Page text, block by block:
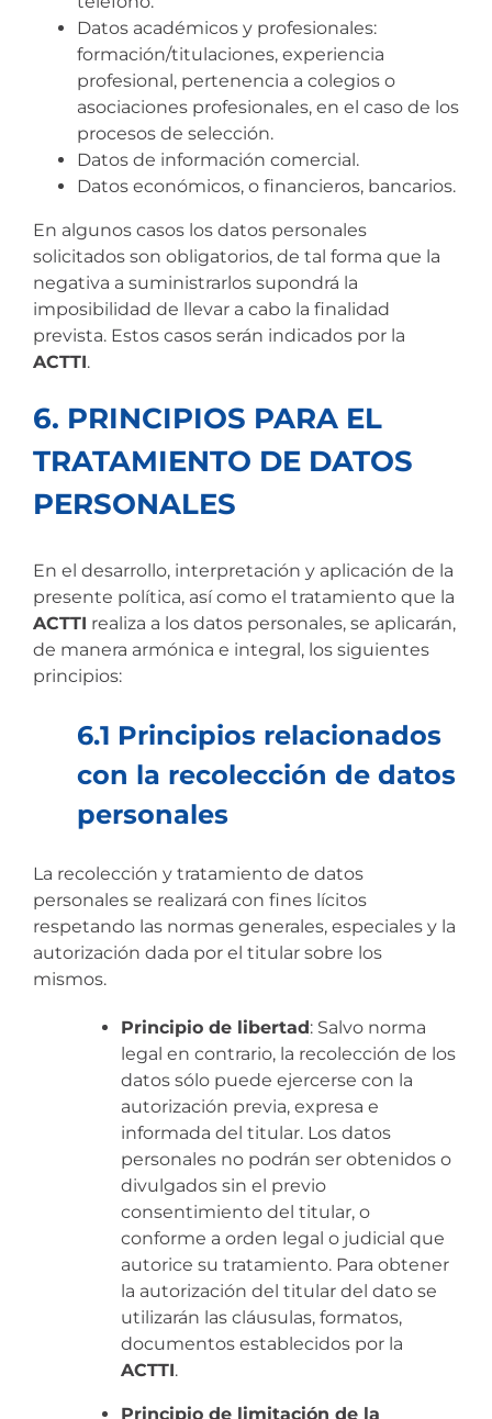
Datos académicos y profesionales:
formación/titulaciones, experiencia
profesional, pertenencia a colegios o
asociaciones profesionales, en el caso de los
procesos de selección.
Datos de información comercial.
Datos económicos, o financieros, bancarios.
En algunos casos los datos personales
solicitados son obligatorios, de tal forma que la
negativa a suministrarlos supondrá la
imposibilidad de llevar a cabo la finalidad
prevista. Estos casos serán indicados por la
ACTTI.
6. PRINCIPIOS PARA EL
TRATAMIENTO DE DATOS
PERSONALES
En el desarrollo, interpretación y aplicación de la
presente política, así como el tratamiento que la
ACTTI realiza a los datos personales, se aplicarán,
de manera armónica e integral, los siguientes
principios:
6.1 Principios relacionados
con la recolección de datos
personales
La recolección y tratamiento de datos
personales se realizará con fines lícitos
respetando las normas generales, especiales y la
autorización dada por el titular sobre los
mismos.
Principio de libertad: Salvo norma
legal en contrario, la recolección de los
datos sólo puede ejercerse con la
autorización previa, expresa e
informada del titular. Los datos
personales no podrán ser obtenidos o
divulgados sin el previo
consentimiento del titular, o
conforme a orden legal o judicial que
autorice su tratamiento. Para obtener
la autorización del titular del dato se
utilizarán las cláusulas, formatos,
documentos establecidos por la
ACTTI.
Principio de limitación de la